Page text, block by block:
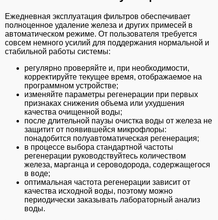
Ежедневная эксплуатация фильтров обеспечивает
полноценное удаление железа и других примесей в
автоматическом режиме. От пользователя требуется
совсем немного усилий для поддержания нормальной и
стабильной работы системы:
регулярно проверяйте и, при необходимости,
корректируйте текущее время, отображаемое на
программном устройстве;
изменяйте параметры регенерации при первых
признаках снижения объема или ухудшения
качества очищенной воды;
после длительной паузы очистка воды от железа не
защитит от появившейся микрофлоры:
понадобится полуавтоматическая регенерация;
в процессе выбора стандартной частоты
регенерации руководствуйтесь количеством
железа, марганца и сероводорода, содержащегося
в воде;
оптимальная частота регенерации зависит от
качества исходной воды, поэтому можно
периодически заказывать лабораторный анализ
воды.